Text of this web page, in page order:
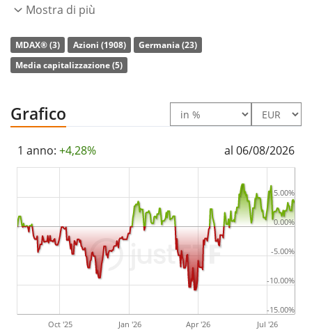
0,30% annuo. L’ETF replica la performance dell’indice
i componenti dello stesso). I dividendi dell'ETF sono
accumulatie reinvestiti nell'ETF.
L’ETF Deka MDAX UCITS ETF gestisce unpatrimonio
pari a 390 mln di Euro
stato lanciato il 11
Mostra di più
MDAX® (3) Azioni (1908)
Germania (23)
Media capitalizzazione (5)
Grafico
1 anno: +4,28% al 06/08/2026
Oct '25 Jan '26 Apr '26 Jul '26
-15.00%
-10.00%
-5.00%
0.00%
5.00%